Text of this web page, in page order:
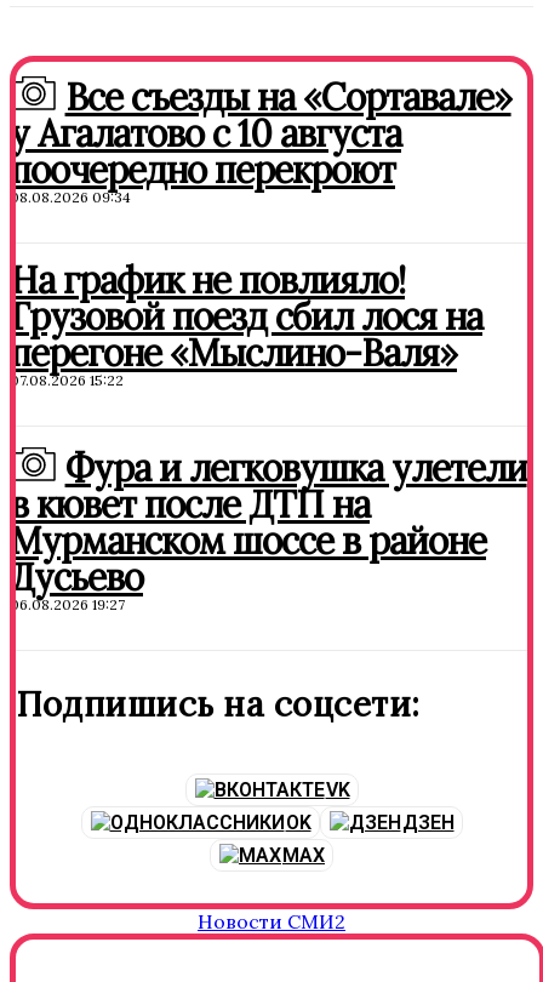
Все съезды на «Сортавале»
у Агалатово с 10 августа
поочередно перекроют
08.08.2026 09:34
На график не повлияло!
Грузовой поезд сбил лося на
перегоне «Мыслино-Валя»
07.08.2026 15:22
Фура и легковушка улетели
в кювет после ДТП на
Мурманском шоссе в районе
Дусьево
06.08.2026 19:27
Подпишись на соцсети:
VK
OK
ДЗЕН
MAX
Новости СМИ2